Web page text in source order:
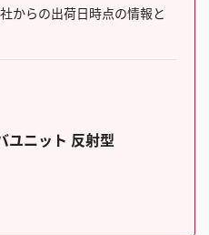
からの出荷日時点の情報と
ユニット 反射型